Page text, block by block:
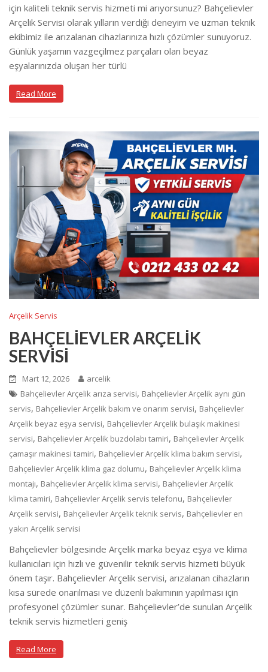
için kaliteli teknik servis hizmeti mi arıyorsunuz? Bahçelievler
Arçelik Servisi olarak yılların verdiği deneyim ve uzman teknik
ekibimiz ile arızalanan cihazlarınıza hızlı çözümler sunuyoruz.
Günlük yaşamın vazgeçilmez parçaları olan beyaz
eşyalarınızda oluşan her türlü
Read More
Arçelik Servis
BAHÇELİEVLER ARÇELİK
SERVİSİ
Mart 12, 2026
arcelik
Bahçelievler Arçelik arıza servisi, Bahçelievler Arçelik aynı gün
servis, Bahçelievler Arçelik bakım ve onarım servisi, Bahçelievler
Arçelik beyaz eşya servisi, Bahçelievler Arçelik bulaşık makinesi
servisi, Bahçelievler Arçelik buzdolabı tamiri, Bahçelievler Arçelik
çamaşır makinesi tamiri, Bahçelievler Arçelik klima bakım servisi,
Bahçelievler Arçelik klima gaz dolumu, Bahçelievler Arçelik klima
montajı, Bahçelievler Arçelik klima servisi, Bahçelievler Arçelik
klima tamiri, Bahçelievler Arçelik servis telefonu, Bahçelievler
Arçelik servisi, Bahçelievler Arçelik teknik servis, Bahçelievler en
yakın Arçelik servisi
Bahçelievler bölgesinde Arçelik marka beyaz eşya ve klima
kullanıcıları için hızlı ve güvenilir teknik servis hizmeti büyük
önem taşır. Bahçelievler Arçelik servisi, arızalanan cihazların
kısa sürede onarılması ve düzenli bakımının yapılması için
profesyonel çözümler sunar. Bahçelievler’de sunulan Arçelik
teknik servis hizmetleri geniş
Read More